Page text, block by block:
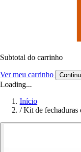
Subtotal do carrinho
Ver meu carrinho
Loading...
Início
/ Kit de fechaduras